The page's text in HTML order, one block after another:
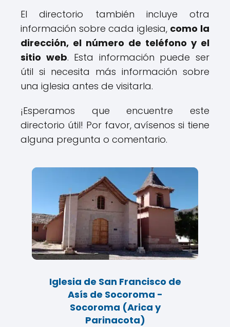
El directorio también incluye otra
información sobre cada iglesia, como la
dirección, el número de teléfono y el
sitio web. Esta información puede ser
útil si necesita más información sobre
una iglesia antes de visitarla.
¡Esperamos que encuentre este
directorio útil! Por favor, avísenos si tiene
alguna pregunta o comentario.
Iglesia de San Francisco de
Asís de Socoroma -
Socoroma (Arica y
Parinacota)